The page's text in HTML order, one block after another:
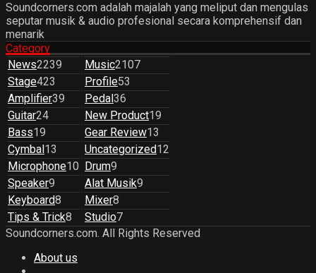
Soundcorners.com adalah majalah yang meliput dan mengulas
seputar musik & audio profesional secara komprehensif dan
menarik
Category
News2239 Music2107
Stage423 Profile53
Amplifier39 Pedal 36
Guitar24 New Product19
Bass19 Gear Review13
Cymbal 13 Uncategorized12
Microphone10 Drum9
Speaker9 Alat Musik9
Keyboard8 Mixer8
Tips & Trick8 Studio7
Soundcorners.com. All Rights Reserved
About us